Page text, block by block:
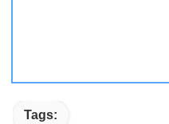
Tags: